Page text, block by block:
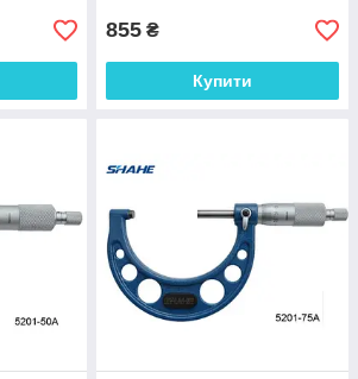
855 ₴
Купити